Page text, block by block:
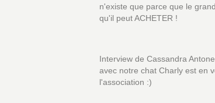
n'existe que parce que le
qu'il peut ACHETER !
Interview de Cassandra
avec notre chat Charly est en
l'association :)